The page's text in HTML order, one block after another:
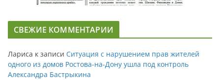
СВЕЖИЕ КОММЕНТАРИИ
Лариса к записи Ситуация с нарушением прав жителей
одного из домов Ростова-на-Дону ушла под контроль
Александра Бастрыкина